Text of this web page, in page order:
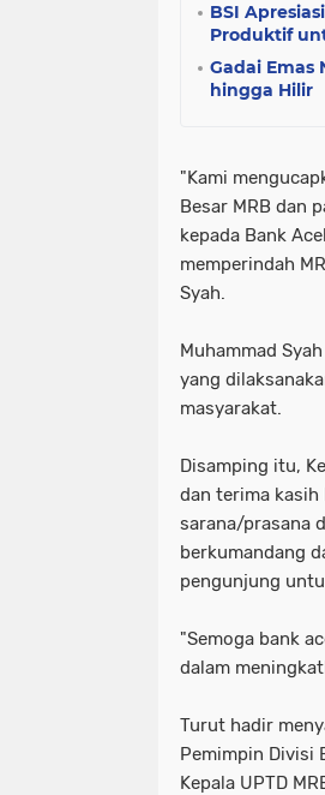
BSI
Produktif
Gadai Emas
hingga Hilir
"Kami
Besar MRB dan
kepada Bank
memperindah
Syah.
Muhammad
yang
masyarakat.
Disamping itu,
dan terima kasih
sarana/prasana
berkumandang
pengunjung
"Semoga bank
dalam
Turut hadir
Pemimpin Divisi
Kepala UPTD